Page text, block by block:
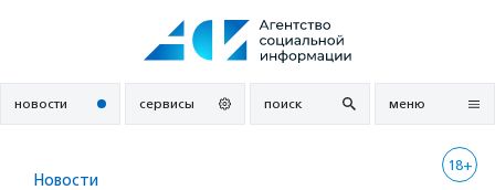
новости сервисы поиск меню
18+
Новости